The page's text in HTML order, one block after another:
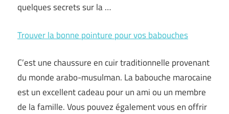
quelques secrets sur la …
Trouver la bonne pointure pour vos babouches
C’est une chaussure en cuir traditionnelle provenant
du monde arabo-musulman. La babouche marocaine
est un excellent cadeau pour un ami ou un membre
de la famille. Vous pouvez également vous en offrir